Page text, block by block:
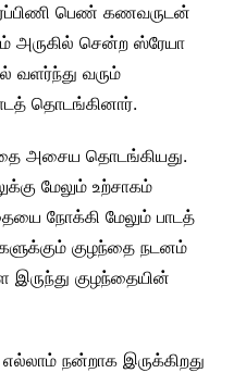
பெண் கணவருடன்
அருகில் சென்ற ஸ்ரேயா
வளர்ந்து வரும்
தொடங்கினார்.
அசைய தொடங்கியது.
மேலும் உற்சாகம்
நோக்கி மேலும் பாடத்
குழந்தை நடனம்
இருந்து குழந்தையின்
நன்றாக இருக்கிறது